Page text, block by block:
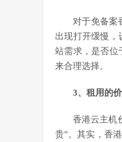
对于免备案
出现打开缓慢，
站需求，是否位
来合理选择。
3、租用的
香港云主机
贵”。其实，香